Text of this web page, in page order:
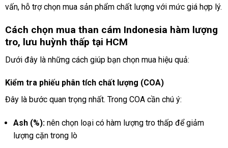
vấn, hỗ trợ chọn mua sản phẩm chất lượng với mức giá hợp lý.
Cách chọn mua than cám Indonesia hàm lượng
tro, lưu huỳnh thấp tại HCM
Dưới đây là những cách giúp bạn chọn mua hiệu quả:
Kiểm tra phiếu phân tích chất lượng (COA)
Đây là bước quan trọng nhất. Trong COA cần chú ý:
Ash (%):nên chọn loại có hàm lượng tro thấp để giảm
lượng cặn trong lò